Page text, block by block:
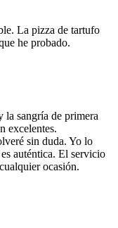
La pizza de tartufo
he probado.
la sangría de primera
excelentes.
sin duda. Yo lo
auténtica. El servicio
ocasión.